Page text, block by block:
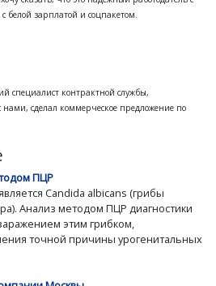
зарплатой и соцпакетом.
специалист контрактной службы,
нами, сделал коммерческое предложение по
ПЦР
Candida albicans (грибы
Анализ методом ПЦР диагностики
этим грибком,
точной причины урогенитальных